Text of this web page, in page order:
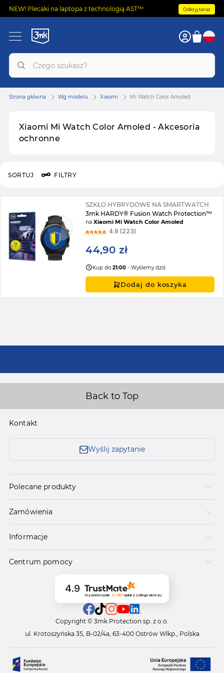
NEW! Plecaki na laptopa z technologią AST™ Odkryj teraz
Xiaomi Mi Watch Color Amoled - Akcesoria
ochronne
Strona główna Wg modelu Xiaomi Mi Watch Color Amoled
FILTRY
SORTUJ
SZKŁO HYBRYDOWE NA SMARTWATCH
3mk HARDY® Fusion Watch Protection™
naXiaomi Mi Watch Color Amoled
4.9 (223)
44,90 zł
Kup do21:00 - Wyślemy dziś
Dodaj do koszyka
Back to Top
Kontakt
Wyślij zapytanie
Polecane produkty
Zamówienia
Informacje
Centrum pomocy
4.9
Na podstawie 21 567opinii z całego okresu
Copyright © 3mk Protection sp. z o.o.
ul. Krotoszyńska 35, B-02/4a, 63-400 Ostrów Wlkp., Polska